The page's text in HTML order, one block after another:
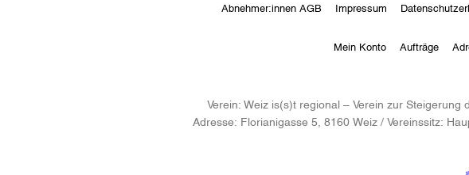
Abnehmer:innen AGB Impressum
Mein Konto Aufträge
Verein: Weiz is(s)t regional – Verein zur Steigerung
Adresse: Florianigasse 5, 8160 Weiz / Vereinssitz: